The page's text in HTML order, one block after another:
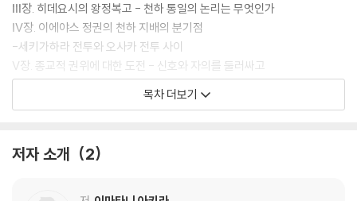
Ⅲ장. 히데요시의 왕정복고 - 천하 통일의 논리는 무엇인가
Ⅳ장. 이에야스 정권의 천하 지배의 분기점
-세키가하라 전투와 오사카 전투 사이
Ⅴ장. 종교적 권위에 대한 도전 - 신호와 자의를 둘러싸고
Ⅵ장. 여제 소동 - 고미즈노오 천황의 반격
목차 더보기
저자 소개 2